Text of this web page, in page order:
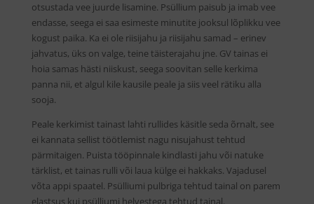
otsustada vee juurde lisamine. Psüllium paisub ja imab vee
endasse, seega ei saa esimeste minutite jooksul lõplikku vee
kogust paika. Ka ei ole riisijahu ja riisijahu samad – erinev
jahvatus, üks on valge, teine täisterajahu jne. GV tainas ei
hoia samas hästi niiskust, seega soovitan selle kerkima
panna nii, et algul kile kausile peale ja siis veel rätiku alla
sooja.
Peale kerkimist tainast lahti rullides käsitle seda õrnalt, see
ei kannata sellist töötlemist nagu nisujahust tehtud
pärmitaigen. Puista tööpinnale kindlasti jahu või natuke
tärklist, et tainas rulli või laua külge ei hakkaks. Vajadusel
võta appi spaatel. Psülliumi pulbriga tehtud tainal on parem
elastsus kui psülliumi helvestega tehtud tainal.